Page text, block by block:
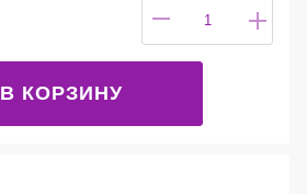
В КОРЗИНУ